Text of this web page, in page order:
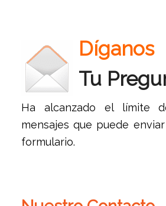
Díganos
Tu
Ha alcanzado el límite
mensajes que puede
formulario.